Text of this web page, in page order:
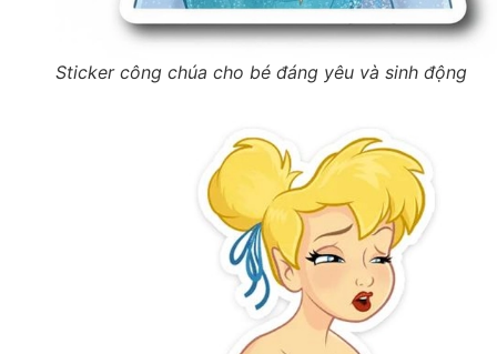
Sticker công chúa cho bé đáng yêu và sinh động